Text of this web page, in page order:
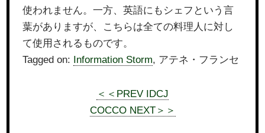
使われません。一方、英語にもシェフという言
葉がありますが、こちらは全ての料理人に対し
て使用されるものです。
Tagged on: Information Storm, アテネ・フランセ
＜＜PREV IDCJ
COCCO NEXT＞＞